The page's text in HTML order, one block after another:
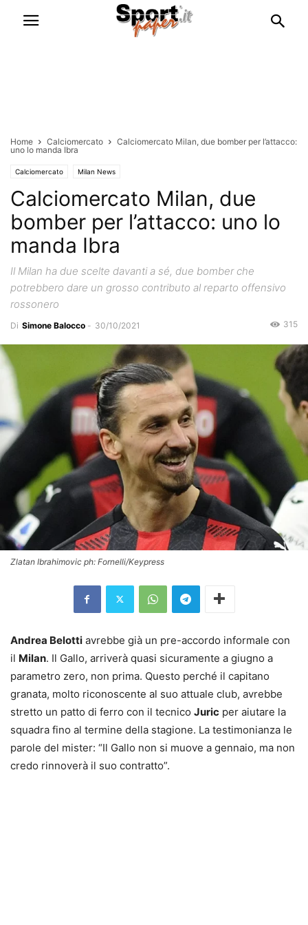
Home Calciomercato
Calciomercato Milan, due bomber per l’attacco:
uno lo manda Ibra
Calciomercato Milan News
Calciomercato Milan, due
bomber per l’attacco: uno lo
manda Ibra
Il Milan ha due scelte davanti a sé, due bomber che
potrebbero dare un grosso contributo al reparto offensivo
rossonero
Di Simone Balocco - 30/10/2021 315
Zlatan Ibrahimovic ph: Fornelli/Keypress
Andrea Belotti avrebbe già un pre-accordo informale con
il Milan. Il Gallo, arriverà quasi sicuramente a giugno a
parametro zero, non prima. Questo perché il capitano
granata, molto riconoscente al suo attuale club, avrebbe
stretto un patto di ferro con il tecnico Juric per aiutare la
squadra fino al termine della stagione. La testimonianza le
parole del mister: “Il Gallo non si muove a gennaio, ma non
credo rinnoverà il suo contratto”.